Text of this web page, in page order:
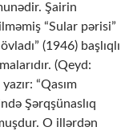
Şairin
“Sular pərisi”
(1946) başlıqlı
(Qeyd:
“Qasım
Şərqşünaslıq
O illərdən